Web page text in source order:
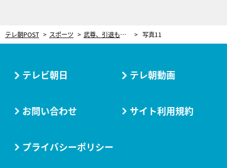
テレ朝POST スポーツ 武尊、引退もよぎった“世紀の一戦”から1年。天国の祖母へ届けたKO勝利「もう一回勝つ姿を見せたかった」 写真11
テレビ朝日 テレ朝動画
お問い合わせ サイト利用規約
プライバシーポリシー